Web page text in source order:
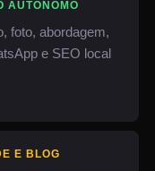
AUTÔNOMO
foto, abordagem,
e SEO local
E BLOG